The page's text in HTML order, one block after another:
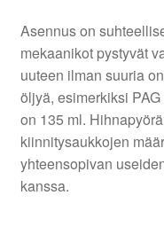
Asennus on
mekaanikot pystyvät
uuteen ilman suuria
öljyä, esimerkiksi
on 135 ml.
kiinnitysaukkojen
yhteensopivan
kanssa.